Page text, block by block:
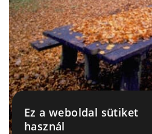
Ez a weboldal sütiket
használ